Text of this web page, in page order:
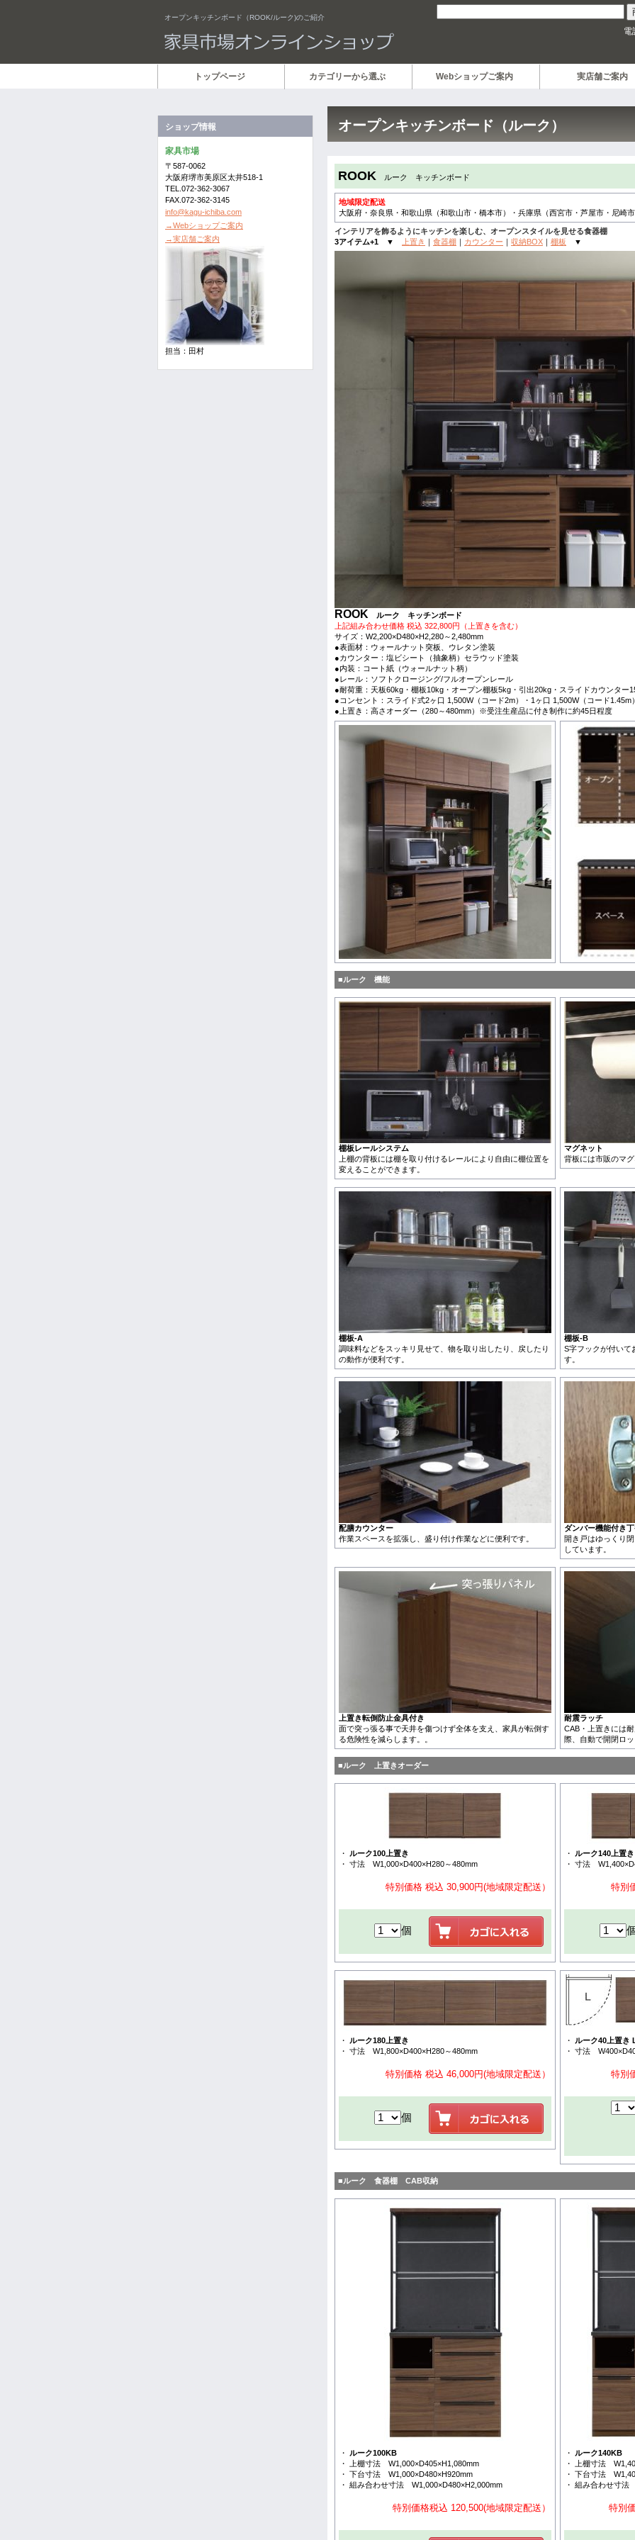
オープンキッチンボード（ROOK/ルーク)のご紹介
電
オープンキッチンボード（ルーク）
ROOK ルーク キッチンボード
地域限定配送
大阪府・奈良県・和歌山県（和歌山市・橋本市）・兵庫県（西宮市・芦屋市・尼崎
インテリアを飾るようにキッチンを楽しむ、オープンスタイルを見せる食器棚
3アイテム+1 ▼ 上置き ｜ 食器棚 ｜ カウンター ｜ 収納BOX ｜ 棚板 ▼
ROOK ルーク キッチンボード
上記組み合わせ価格 税込 322,800円（上置きを含む）
サイズ：W2,200×D480×H2,280～2,480mm
●表面材：ウォールナット突板、ウレタン塗装
●カウンター：塩ビシート（抽象柄）セラウッド塗装
●内装：コート紙（ウォールナット柄）
●レール：ソフトクロージング/フルオープンレール
●耐荷重：天板60kg・棚板10kg・オープン棚板5kg・引出20kg・スライドカウンター
●コンセント：スライド式2ヶ口 1,500W（コード2m）・1ヶ口 1,500W（コード1.45m
●上置き：高さオーダー（280～480mm）※受注生産品に付き制作に約45日程度
■ルーク 機能
棚板レールシステム
上棚の背板には棚を取り付けるレールにより自由に棚位置を
変えることができます。
マグネット
背板には市販のマ
棚板-A
調味料などをスッキリ見せて、物を取り出したり、戻したり
の動作が便利です。
棚板-B
S字フックが付いて
す。
配膳カウンター
作業スペースを拡張し、盛り付け作業などに便利です。
ダンバー機能付き
開き戸はゆっくり
しています。
上置き転倒防止金具付き
面で突っ張る事で天井を傷つけず全体を支え、家具が転倒す
る危険性を減らします。。
耐震ラッチ
CAB・上置きには
際、自動で開閉ロ
■ルーク 上置きオーダー
・ ルーク100上置き
・ 寸法 W1,000×D400×H280～480mm
特別価格 税込 30,900円(地域限定配送）
個
・ ルーク140上置き
・ 寸法
特別
・ ルーク180上置き
・ 寸法 W1,800×D400×H280～480mm
特別価格 税込 46,000円(地域限定配送）
個
・ ルーク40上置き
・ 寸法
特別
■ルーク 食器棚 CAB収納
・ ルーク100KB
・ 上棚寸法 W1,000×D405×H1,080mm
・ 下台寸法 W1,000×D480×H920mm
・ 組み合わせ寸法 W1,000×D480×H2,000mm
特別価格税込 120,500(地域限定配送）
・ ルーク140KB
・ 上棚寸法
・ 下台寸法
・ 組み合わせ寸
特別
トップページ カテゴリーから選ぶ Webショップご案内 実店舗ご案内
ショップ情報
家具市場
〒587-0062
大阪府堺市美原区太井518-1
TEL.072-362-3067
FAX.072-362-3145
info@kagu-ichiba.com
→Webショップご案内
→実店舗ご案内
担当：田村